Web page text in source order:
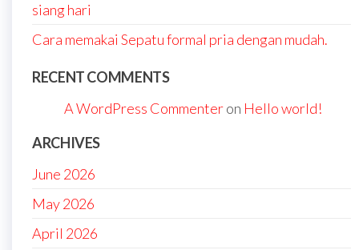
siang hari
Cara memakai Sepatu formal pria dengan mudah.
RECENT COMMENTS
A WordPress Commenteron Hello world!
ARCHIVES
June 2026
May 2026
April 2026